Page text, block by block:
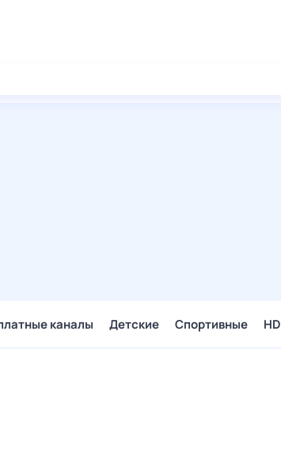
каналы Детские Спортивные HD